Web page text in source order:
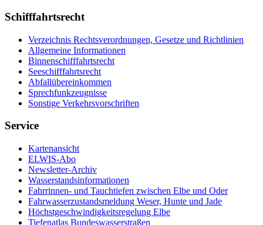
Schifffahrtsrecht
Ver­zeich­nis Rechts­ver­ord­nun­gen, Ge­set­ze und Richt­li­ni­en
All­ge­mei­ne In­for­ma­tio­nen
Bin­nen­schiff­fahrts­recht
See­schiff­fahrts­recht
Ab­fall­über­ein­kom­men
Sprech­funk­zeug­nis­se
Sons­ti­ge Ver­kehrs­vor­schrif­ten
Service
Kar­ten­an­sicht
EL­WIS-​Abo
Newslet­ter-​Ar­chiv
Was­ser­stands­in­for­ma­tio­nen
Fahr­rin­nen-​ und Tauch­tie­fen zwi­schen El­be und Oder
Fahr­was­ser­zu­stands­mel­dung We­ser, Hun­te und Ja­de
Höchst­ge­schwin­dig­keits­re­ge­lung El­be
Tie­fe­n­at­las Bun­des­was­ser­stra­ßen